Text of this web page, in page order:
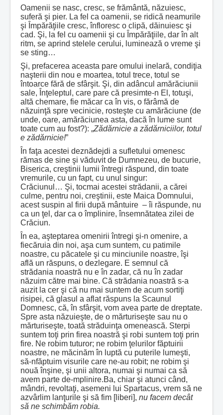
Oamenii se nasc, cresc, se frământă, năzuiesc,
suferă şi pier. La fel ca oamenii, se ridică neamurile
şi Împărăţiile cresc, înfloresc o clipă, dăinuiesc şi
cad. Şi, la fel cu oamenii şi cu Împărăţiile, dar în alt
ritm, se aprind stelele cerului, luminează o vreme şi
se sting…
Şi, prefacerea aceasta pare omului inelară, condiţia
naşterii din nou e moartea, totul trece, totul se
întoarce fără de sfârşit. Şi, din adâncul amărăciunii
sale, Înţeleptul, care pare că presimte-n El, totuşi,
altă chemare, fie măcar ca în vis, o fărâmă de
năzuinţă spre vecinicie, rosteşte cu amărăciune (de
unde, oare, amărăciunea asta, dacă în lume sunt
toate cum au fost?): „Zădărnicie a zădărniciilor, totul
e zădărnicie!”
În faţa acestei deznădejdi a sufletului omenesc
rămas de sine şi văduvit de Dumnezeu, de bucurie,
Biserica, creştinii lumii întregi răspund, din toate
vremurile, cu un fapt, cu unul singur:
Crăciunul… Şi, tocmai acestei strădanii, a cărei
culme, pentru noi, creştinii, este Maica Domnului,
acest suspin al firii după mântuire – îi răspunde, nu
ca un ţel, dar ca o împlinire, însemnătatea zilei de
Crăciun.
În ea, aşteptarea omenirii întregi şi-n omenire, a
fiecăruia din noi, aşa cum suntem, cu patimile
noastre, cu păcatele şi cu minciunile noastre, îşi
află un răspuns, o dezlegare. E semnul că
strădania noastră nu e în zadar, că nu în zadar
năzuim către mai bine. Că strădania noastră s-a
auzit la cer şi că nu mai suntem de acum sortiţi
risipei, că glasul a aflat răspuns la Scaunul
Domnesc, că, în sfârşit, vom avea parte de dreptate.
Spre asta năzuieşte, de o mărturiseşte sau nu o
mărturiseşte, toată străduinţa omenească. Sterpi
suntem toţi prin firea noastră şi robi suntem toţi prin
fire. Ne robim tuturor; ne robim ţelurilor făptuirii
noastre, ne măcinăm în luptă cu puterile lumeşti,
să-nfăptuim visurile care ne-au robit; ne robim şi
nouă înşine, şi unii altora, numai şi numai ca să
avem parte de-mplinire.Ba, chiar şi atunci când,
mândri, revoltaţi, asemeni lui Spartacus, vrem să ne
azvârlim lanţurile şi să fim [liberi], nu facem decât
să ne schimbăm robia.